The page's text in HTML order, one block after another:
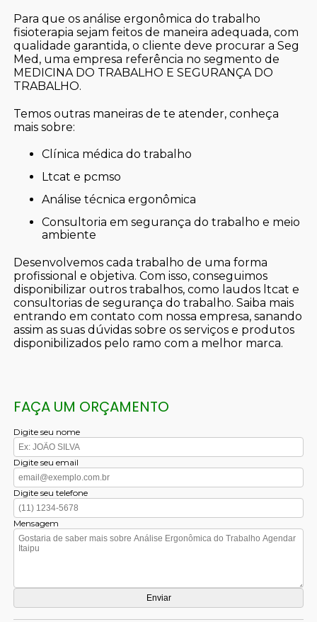
Para que os análise ergonômica do trabalho
fisioterapia sejam feitos de maneira adequada, com
qualidade garantida, o cliente deve procurar a Seg
Med, uma empresa referência no segmento de
MEDICINA DO TRABALHO E SEGURANÇA DO
TRABALHO.
Temos outras maneiras de te atender, conheça
mais sobre:
clínica médica do trabalho
ltcat e pcmso
análise técnica ergonômica
consultoria em segurança do trabalho e meio
ambiente
Desenvolvemos cada trabalho de uma forma
profissional e objetiva. Com isso, conseguimos
disponibilizar outros trabalhos, como laudos ltcat e
consultorias de segurança do trabalho. Saiba mais
entrando em contato com nossa empresa, sanando
assim as suas dúvidas sobre os serviços e produtos
disponibilizados pelo ramo com a melhor marca.
FAÇA UM ORÇAMENTO
Digite seu nome
Digite seu email
Digite seu telefone
Mensagem